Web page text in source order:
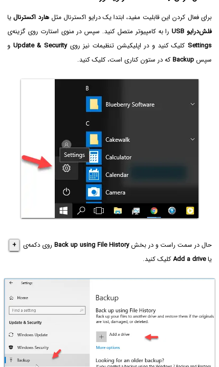
برای فعال کردن این قابلیت مفید، ابتدا یک درایو اکسترنال مثلهارد اکسترنالیا
فلش‌درایو USB
را به کامپیوتر متصل کنید. سپس در منوی استارت روی گزینه‌ی
Settings کلیک کنید و در اپلیکیشن تنظیمات نیز رویUpdate & Security و
سپسBackupکه در ستون کناری است، کلیک کنید.
حال در سمت راست و در بخشBack up using File History روی دکمه‌ی
+
یاAdd a driveکلیک کنید.